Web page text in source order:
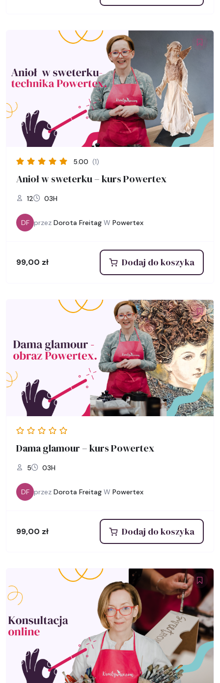
5.00 (1)
Anioł w sweterku – kurs Powertex
12 03H
DF przez Dorota Freitag W Powertex
99,00 zł Dodaj do koszyka
Dama glamour – kurs Powertex
5 03H
DF przez Dorota Freitag W Powertex
99,00 zł Dodaj do koszyka